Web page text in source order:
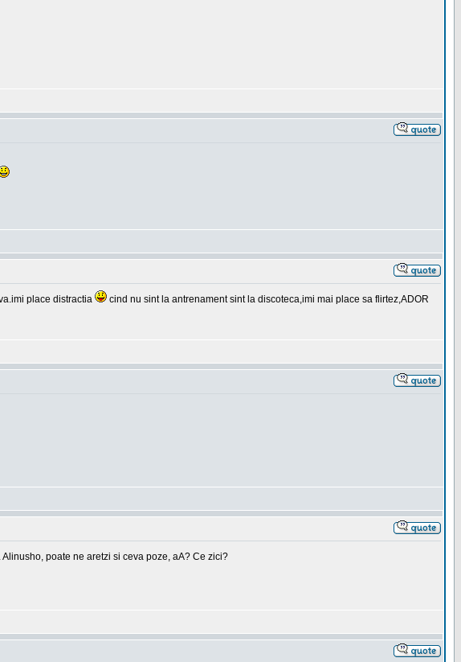
place distractia
cind nu sint la antrenament sint la discoteca,imi mai place sa flirtez,ADOR
poate ne aretzi si ceva poze, aA? Ce zici?